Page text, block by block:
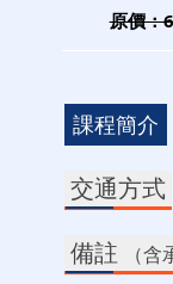
課程簡介
交通方式
備註
（
原價：